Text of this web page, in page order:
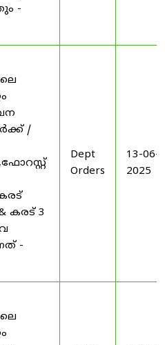
-
ലെ
/
കരട് 3
-
Dept
Orders
13-06-
2025
ലെ